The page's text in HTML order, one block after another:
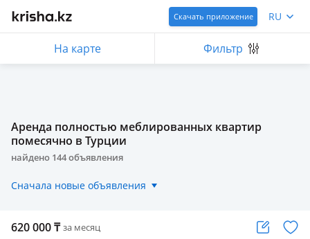
Скачать приложение RU
На карте Фильтр
Аренда полностью меблированных квартир
помесячно в Турции
найдено 144объявления
Сначала новые объявления
620 000₸ за месяц